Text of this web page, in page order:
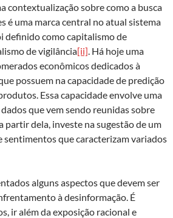
contextualização sobre como a busca
é uma marca central no atual sistema
definido como capitalismo de
de vigilância[ii]. Há hoje uma
econômicos dedicados à
possuem na capacidade de predição
Essa capacidade envolve uma
que vem sendo reunidas sobre
partir dela, investe na sugestão de um
sentimentos que caracterizam variados
alguns aspectos que devem ser
à desinformação. É
ir além da exposição racional e